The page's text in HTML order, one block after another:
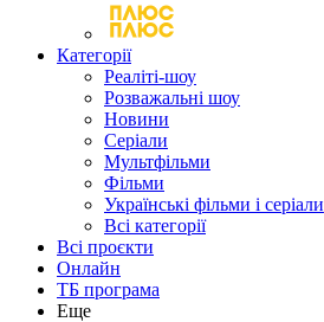
Категорії
Реаліті-шоу
Розважальні шоу
Новини
Серіали
Мультфільми
Фільми
Українські фільми і серіали
Всі категорії
Всі проєкти
Онлайн
ТБ програма
Еще